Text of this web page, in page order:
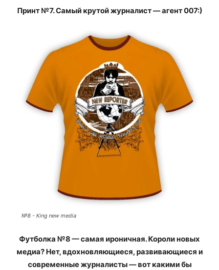
Принт №7. Самый крутой журналист — агент 007:)
№8 - King new media
Футболка №8 — самая ироничная. Короли новых
медиа? Нет, вдохновляющиеся, развивающиеся и
современные журналисты — вот какими бы